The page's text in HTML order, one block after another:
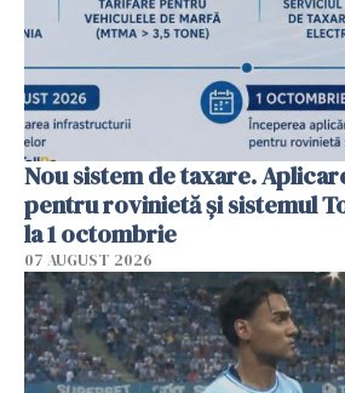
Nou sistem de taxare.
pentru rovinietă şi sistemul
la 1 octombrie
07 AUGUST 2026